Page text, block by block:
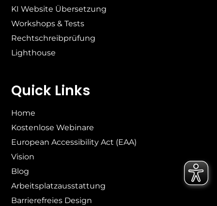
KI Website Übersetzung
Workshops & Tests
Rechtschreibprüfung
Lighthouse
Quick Links
Home
Kostenlose Webinare
European Accessibility Act (EAA)
Vision
Blog
Arbeitsplatzausstattung
Barrierefreies Design